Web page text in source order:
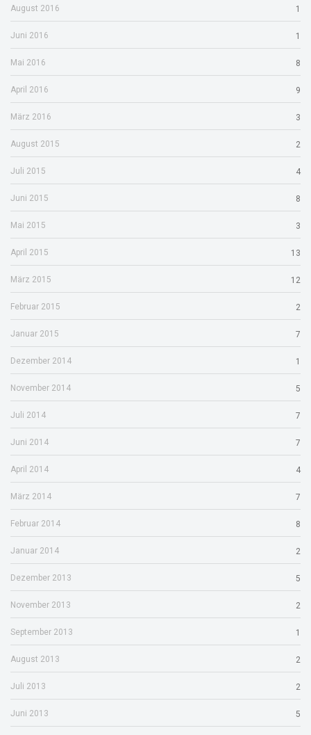
August 2016 1
Juni 2016 1
Mai 2016 8
April 2016 9
März 2016 3
August 2015 2
Juli 2015 4
Juni 2015 8
Mai 2015 3
April 2015 13
März 2015 12
Februar 2015 2
Januar 2015 7
Dezember 2014 1
November 2014 5
Juli 2014 7
Juni 2014 7
April 2014 4
März 2014 7
Februar 2014 8
Januar 2014 2
Dezember 2013 5
November 2013 2
September 2013 1
August 2013 2
Juli 2013 2
Juni 2013 5